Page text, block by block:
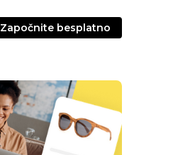
Započnite besplatno